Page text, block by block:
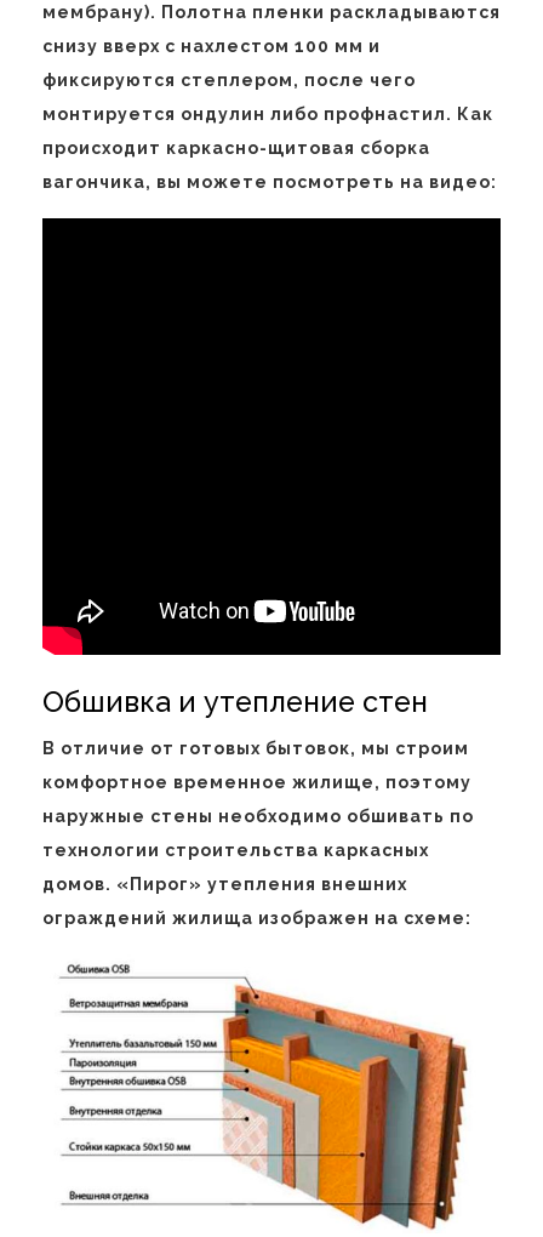
мембрану). Полотна пленки раскладываются
снизу вверх с нахлестом 100 мм и
фиксируются степлером, после чего
монтируется ондулин либо профнастил. Как
происходит каркасно-щитовая сборка
вагончика, вы можете посмотреть на видео:
Обшивка и утепление стен
В отличие от готовых бытовок, мы строим
комфортное временное жилище, поэтому
наружные стены необходимо обшивать по
технологии строительства каркасных
домов. «Пирог» утепления внешних
ограждений жилища изображен на схеме: